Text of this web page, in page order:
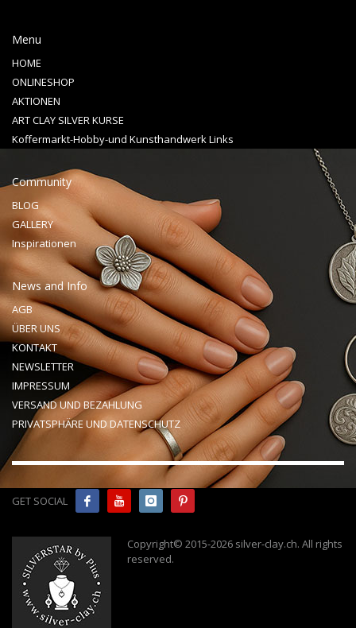
Menu
HOME
ONLINESHOP
AKTIONEN
ART CLAY SILVER KURSE
Koffermarkt-Hobby-und Kunsthandwerk Links
Community
BLOG
GALLERY
Inspirationen
News and Info
AGB
ÜBER UNS
KONTAKT
NEWSLETTER
IMPRESSUM
VERSAND UND BEZAHLUNG
PRIVATSPHÄRE UND DATENSCHUTZ
GET SOCIAL
Copyright© 2015-2026 silver-clay.ch. All rights
reserved.